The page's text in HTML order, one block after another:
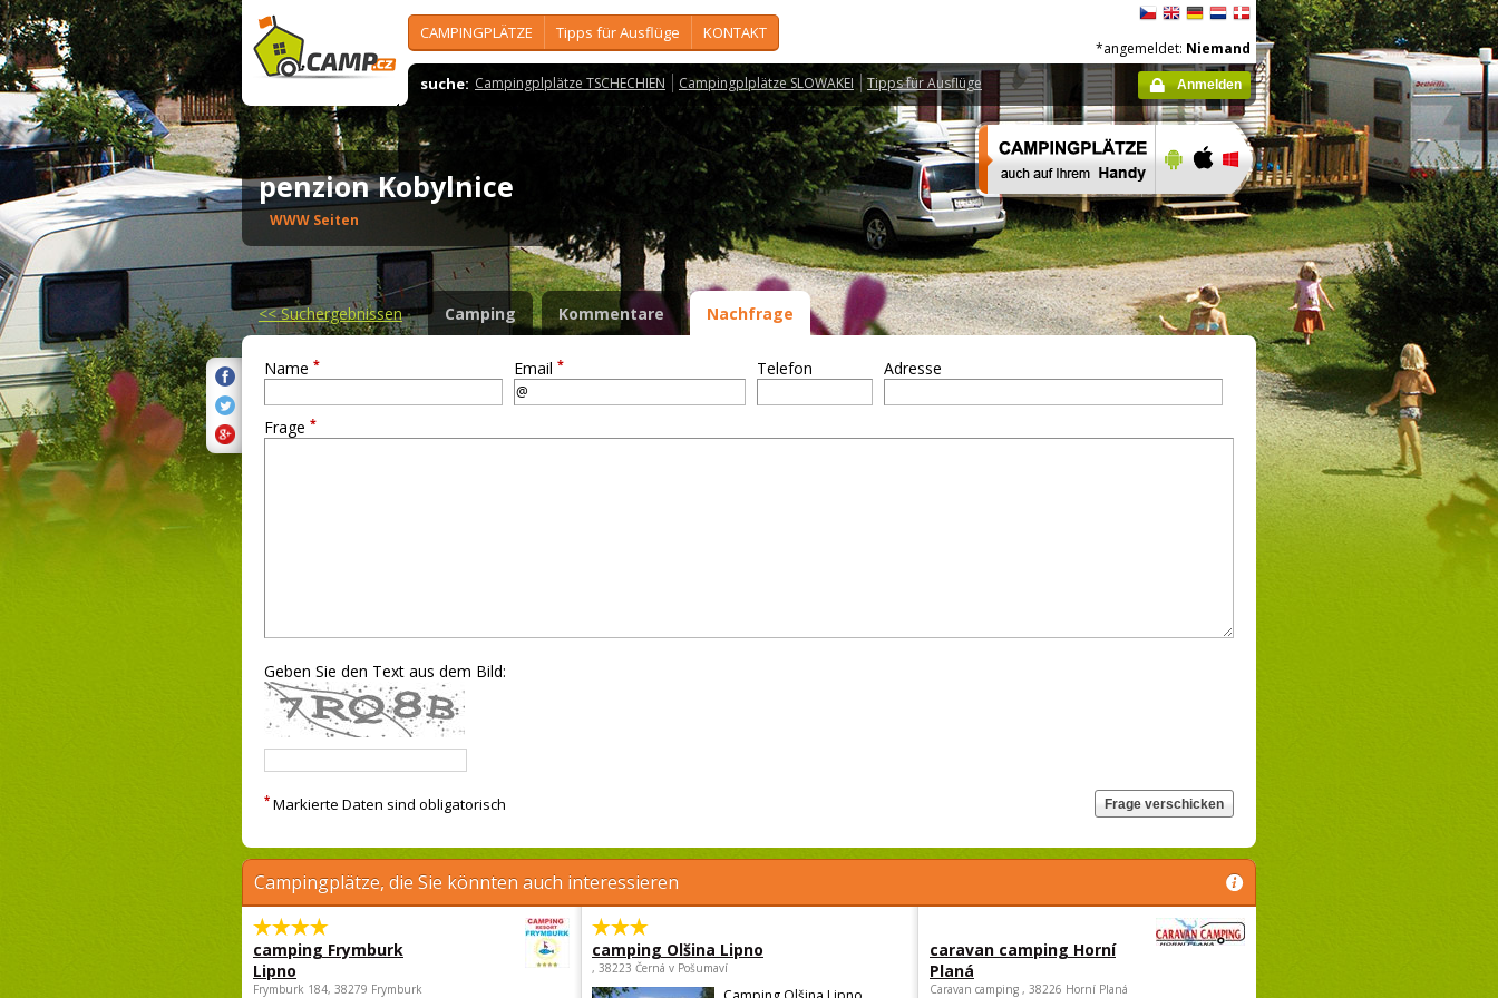
CAMPINGPLÄTZE Tipps für Ausflüge KONTAKT
suche: Campingplplätze TSCHECHIEN Campingplplätze SLOWAKEI Tipps für Ausflüge
*angemeldet: Niemand
Anmelden
penzion Kobylnice
WWW Seiten
<<Suchergebnissen Camping Kommentare Nachfrage
Name * Email * Telefon Adresse
Frage *
Geben Sie den Text aus dem Bild:
* Markierte Daten sind obligatorisch
Campingplätze, die Sie könnten auch interessieren
camping Frymburk
Lipno
Frymburk 184, 38279 Frymburk
camping Olšina Lipno
, 38223 Černá v Pošumaví
caravan camping Horní
Planá
Caravan camping , 38226 Horní Planá